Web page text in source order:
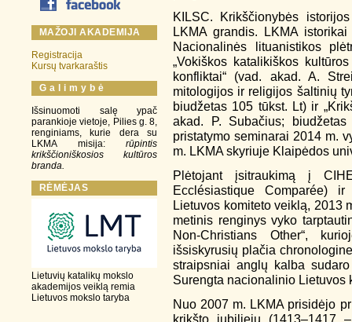
MAŽOJI AKADEMIJA
Registracija
Kursų tvarkaraštis
G a l i m y b ė
Išsinuomoti salę ypač
parankioje vietoje, Pilies g. 8,
renginiams, kurie dera su
LKMA misija: rūpintis
krikščioniškosios kultūros
branda.
RĖMĖJAS
Lietuvių katalikų mokslo
akademijos veiklą remia
Lietuvos mokslo taryba
KILSC. Krikščionybės
LKMA grandis. LKMA
Nacionalinės lituanistikos
„Vokiškos katalikiškos
konfliktai“ (vad. akad. A.
mitologijos ir religijos šaltinių
biudžetas 105 tūkst. Lt) ir
akad. P. Subačius;
pristatymo seminarai 2014 m.
m. LKMA skyriuje Klaipėdos
Plėtojant įsitraukimą į
Ecclésiastique Comparée)
Lietuvos komiteto veiklą, 2013
metinis renginys vyko
Non-Christians Other“,
išsiskyrusių plačia
straipsniai anglų kalba
Surengta nacionalinio Lietuvos
Nuo 2007 m. LKMA prisidėjo
krikšto jubiliejų (1413–1417